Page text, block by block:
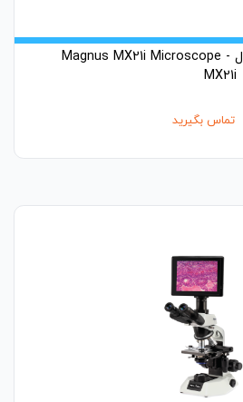
میکروسکوپ مگنوس مدل Magnus MX21i Microscope -
MX21i
تماس بگیرید